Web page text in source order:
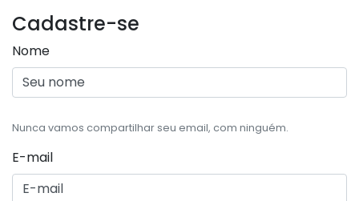
Cadastre-se
Nome
Nunca vamos compartilhar seu email, com ninguém.
E-mail